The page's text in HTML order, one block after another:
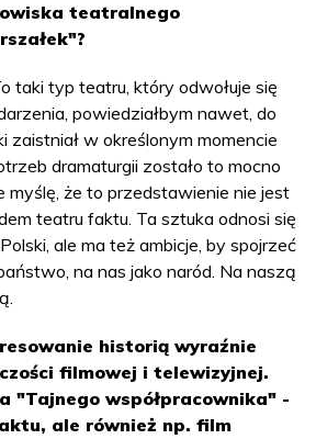
teatralnego
taki typ teatru, który odwołuje się
powiedziałbym nawet, do
zaistniał w określonym momencie
dramaturgii zostało to mocno
myślę, że to przedstawienie nie jest
teatru faktu. Ta sztuka odnosi się
ale ma też ambicje, by spojrzeć
na nas jako naród. Na naszą
historią wyraźnie
filmowej i telewizyjnej.
"Tajnego współpracownika" -
ale również np. film